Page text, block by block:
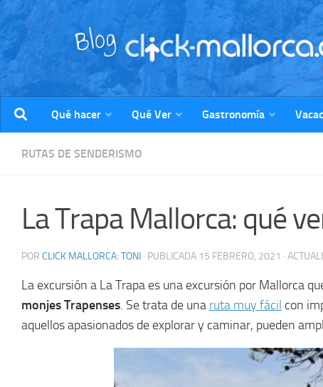
Saltar al contenido
Qué hacer Qué Ver Gastronomía
RUTAS DE SENDERISMO
La Trapa Mallorca: qué
POR CLICK MALLORCA: TONI · PUBLICADA 15 FEBRERO, 2021 ·
La excursión a La Trapa es una excursión por Mallorca
monjes Trapenses. Se trata de una ruta muy fácil con
aquellos apasionados de explorar y caminar, pueden